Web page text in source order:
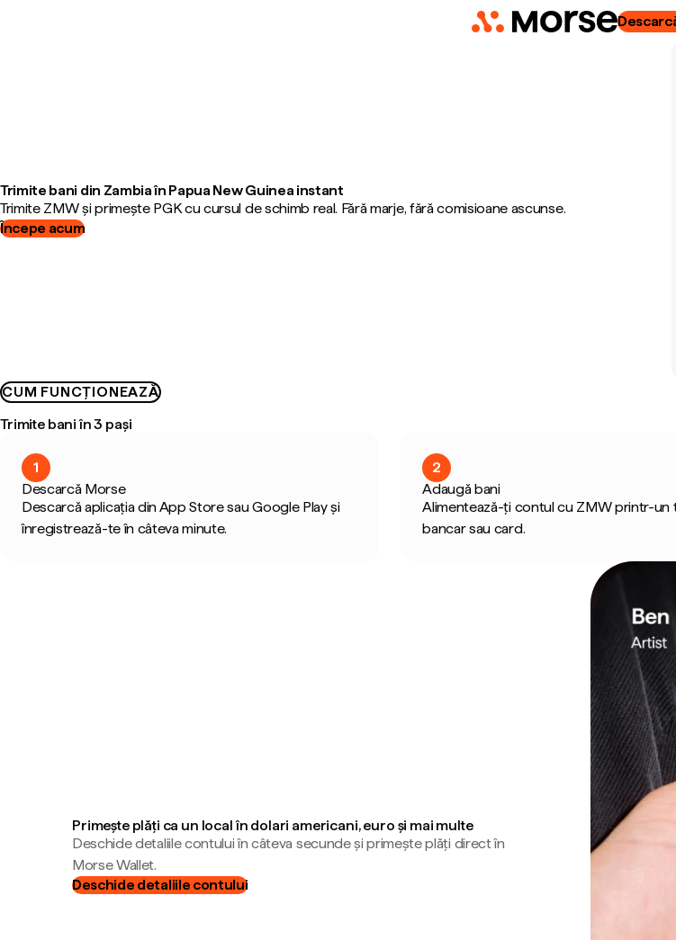
Trimite bani din Zambia în Papua New Guinea instant
Trimite ZMW și primește PGK cu cursul de schimb real. Fără marje, fără comisioane ascunse.
Începe acum
CUM FUNCȚIONEAZĂ
Trimite bani în 3 pași
1
Descarcă Morse
Descarcă aplicația din App Store sau Google Play și
înregistrează-te în câteva minute.
2
Adaugă bani
Alimentează-ți contul cu ZMW printr-un
bancar sau card.
Primește plăți ca un local în dolari americani, euro și mai multe
Deschide detaliile contului în câteva secunde și primește plăți direct în
Morse Wallet.
Deschide detaliile contului